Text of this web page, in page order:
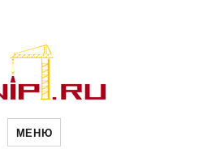
Новости
МЕНЮ